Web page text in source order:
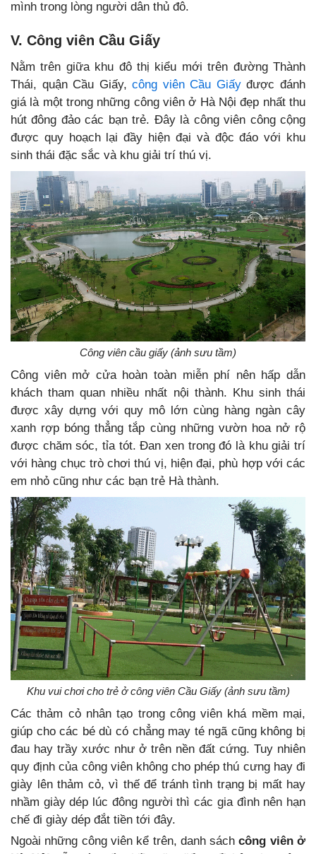
mình trong lòng người dân thủ đô.
V. Công viên Cầu Giấy
Nằm trên giữa khu đô thị kiểu mới trên đường Thành
Thái, quận Cầu Giấy,công viên Cầu Giấyđược đánh
giá là một trong những công viên ở Hà Nội đẹp nhất thu
hút đông đảo các bạn trẻ. Đây là công viên công cộng
được quy hoạch lại đầy hiện đại và độc đáo với khu
sinh thái đặc sắc và khu giải trí thú vị.
Công viên cầu giấy (ảnh sưu tầm)
Công viên mở cửa hoàn toàn miễn phí nên hấp dẫn
khách tham quan nhiều nhất nội thành. Khu sinh thái
được xây dựng với quy mô lớn cùng hàng ngàn cây
xanh rợp bóng thẳng tắp cùng những vườn hoa nở rộ
được chăm sóc, tỉa tót. Đan xen trong đó là khu giải trí
với hàng chục trò chơi thú vị, hiện đại, phù hợp với các
em nhỏ cũng như các bạn trẻ Hà thành.
Khu vui chơi cho trẻ ở công viên Cầu Giấy (ảnh sưu tầm)
Các thảm cỏ nhân tạo trong công viên khá mềm mại,
giúp cho các bé dù có chẳng may té ngã cũng không bị
đau hay trầy xước như ở trên nền đất cứng. Tuy nhiên
quy định của công viên không cho phép thú cưng hay đi
giày lên thảm cỏ, vì thế để tránh tình trạng bị mất hay
nhầm giày dép lúc đông người thì các gia đình nên hạn
chế đi giày dép đắt tiền tới đây.
Ngoài những công viên kể trên, danh sáchcông viên ở